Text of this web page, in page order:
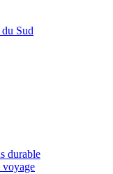
Sud
durable
voyage